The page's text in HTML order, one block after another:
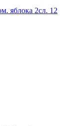
яблока 2сл. 12